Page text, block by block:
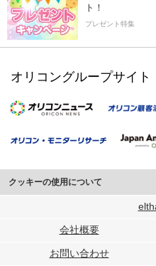
ト！
プレゼント特集
オリコングループサイト
クッキーの使用について
このサイトでは Cookie を使用して、
行っています。
メディアや広告配信、データ解析の
会社概要
お問い合わせ